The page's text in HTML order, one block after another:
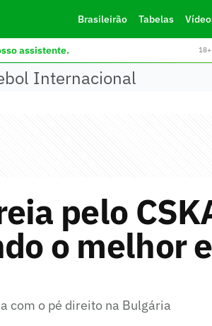
Brasileirão Tabelas
assistente.
Internacional
pelo
o melhor
com o pé direito na Bulgária